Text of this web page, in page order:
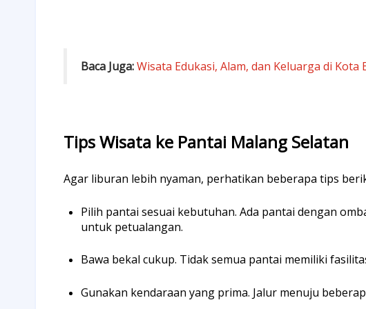
Baca Juga:Wisata Edukasi, Alam, dan Keluarga di Kota
Tips Wisata ke Pantai Malang Selatan
Agar liburan lebih nyaman, perhatikan beberapa tips
Pilih pantai sesuai kebutuhan. Ada pantai dengan
untuk petualangan.
Bawa bekal cukup. Tidak semua pantai memiliki
Gunakan kendaraan yang prima. Jalur menuju